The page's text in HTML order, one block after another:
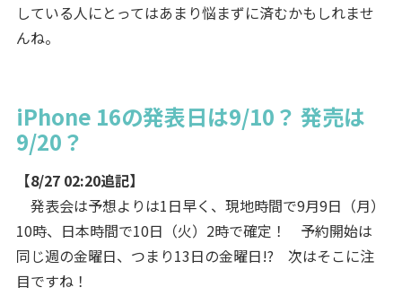
している人にとってはあまり悩まずに済むかもしれませ
んね。
iPhone 16の発表日は9/10？ 発売は
9/20？
【8/27 02:20追記】
発表会は予想よりは1日早く、現地時間で9月9日（月）
10時、日本時間で10日（火）2時で確定！ 予約開始は
同じ週の金曜日、つまり13日の金曜日!? 次はそこに注
目ですね！